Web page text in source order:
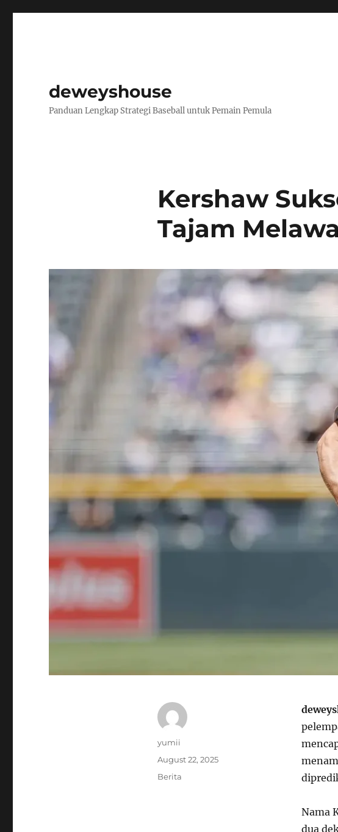
deweyshouse
Panduan Lengkap Strategi Baseball untuk Pemain Pemula
Kershaw
Tajam
Nama
dua
Author
yumii
Posted
August 22, 2025
Categories
Berita